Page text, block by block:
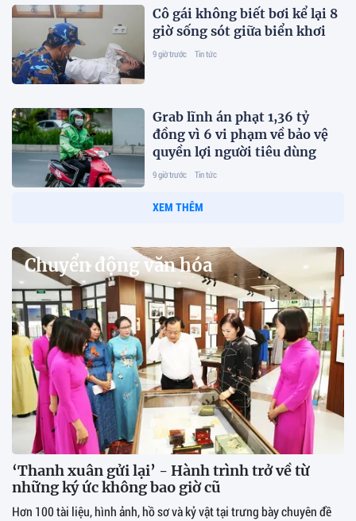
Cô gái không biết bơi kể lại 8
giờ sống sót giữa biển khơi
9 giờ trước Tin tức
Grab lĩnh án phạt 1,36 tỷ
đồng vì 6 vi phạm về bảo vệ
quyền lợi người tiêu dùng
9 giờ trước Tin tức
XEM THÊM
Chuyển động văn hóa
‘Thanh xuân gửi lại’ - Hành trình trở về từ
những ký ức không bao giờ cũ
Hơn 100 tài liệu, hình ảnh, hồ sơ và kỷ vật tại trưng bày chuyên đề